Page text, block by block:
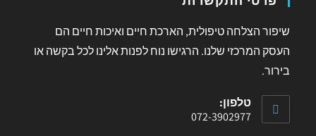
שיפור הצלחה טיפולית, הארכת חיים ואיכות חיים הם
העסק המרכזי שלנו. הרגישו נוח לפנות אלינו לכל בקשה או
בירור.
טלפון:
072-3902977